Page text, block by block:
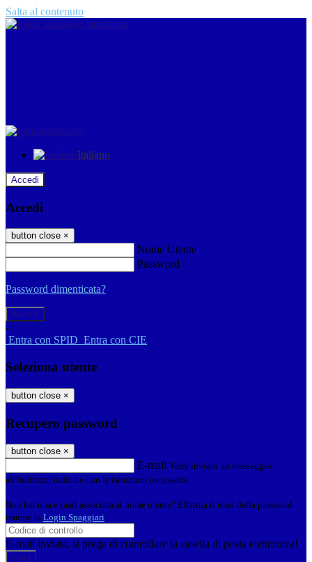
Salta al contenuto
Italiano
Italiano
Accedi
Accedi
button close ×
Nome Utente
Password
Password dimenticata?
-
Entra con SPID Entra con CIE
Seleziona utente
button close ×
Recupero password
button close ×
E-mail Verrà inviato un messaggio
all'indirizzo indicato con le istruzioni necessarie.
Non hai una e-mail associata al nome utente? Effettua il reset della password
tramite la Login Spaggiari
E-mail inviata, si prega di controllare la casella di posta elettronica!